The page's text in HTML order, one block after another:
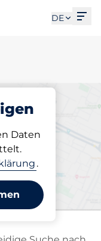
DE
Daten
.